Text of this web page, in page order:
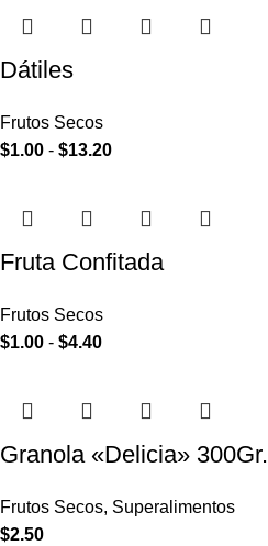
Dátiles
Frutos Secos
$1.00 - $13.20
Fruta Confitada
Frutos Secos
$1.00 - $4.40
Granola «Delicia» 300Gr.
Frutos Secos, Superalimentos
$2.50